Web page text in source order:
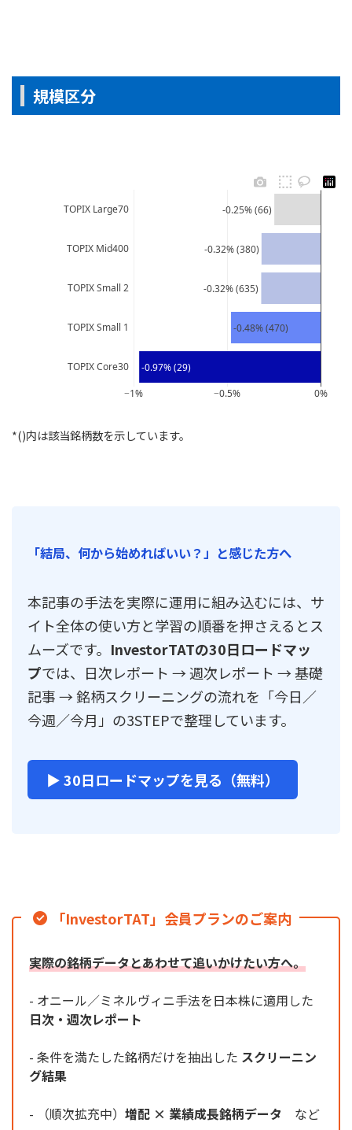
規模区分
-0.97% (29)
-0.48% (470)
-0.32% (635)
-0.32% (380)
-0.25% (66)
−1% −0.5% 0%
TOPIX Core30
TOPIX Small 1
TOPIX Small 2
TOPIX Mid400
TOPIX Large70
*()内は該当銘柄数を示しています。
「結局、何から始めればいい？」と感じた方へ
本記事の手法を実際に運用に組み込むには、サ
イト全体の使い方と学習の順番を押さえるとス
ムーズです。 InvestorTATの30日ロードマッ
プでは、日次レポート → 週次レポート → 基礎
記事 → 銘柄スクリーニングの流れを「今日／
今週／今月」の3STEPで整理しています。
▶ 30日ロードマップを見る（無料）
「InvestorTAT」会員プランのご案内
実際の銘柄データとあわせて追いかけたい方へ。
- オニール／ミネルヴィニ手法を日本株に適用した
日次・週次レポート
- 条件を満たした銘柄だけを抽出した スクリーニン
グ結果
- （順次拡充中） 増配 × 業績成長銘柄データ など